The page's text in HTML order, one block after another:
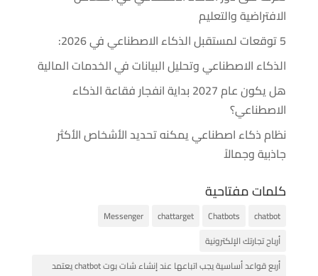
الافتراضية والتعليم
5 توقعات لمستقبل الذكاء الاصطناعي في 2026:
الذكاء الاصطناعي وتحليل البيانات في الخدمات المالية
هل يكون عام 2027 بداية انفجار فقاعة الذكاء
الاصطناعي؟
نظام ذكاء اصطناعي يمكنه تحديد الأشخاص الأكثر
جاذبية وجمالاً
كلمات مفتاحية
chatbot
Chatbots
chattarget
Messenger
أرباح تجارتك الإلكترونية
أربع قواعد أساسية يجب اتباعها عند إنشاء شات بوت chatbot يعتمد